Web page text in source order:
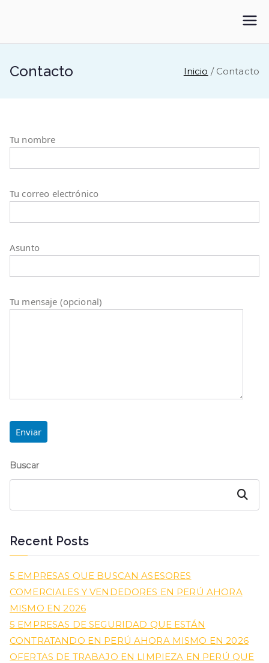
Empleos
Contacto Inicio Contacto
Tu nombre
Tu correo electrónico
Asunto
Tu mensaje (opcional)
Buscar
Buscar
Recent Posts
5 EMPRESAS QUE BUSCAN ASESORES
COMERCIALES Y VENDEDORES EN PERÚ AHORA
MISMO EN 2026
5 EMPRESAS DE SEGURIDAD QUE ESTÁN
CONTRATANDO EN PERÚ AHORA MISMO EN 2026
OFERTAS DE TRABAJO EN LIMPIEZA EN PERÚ QUE